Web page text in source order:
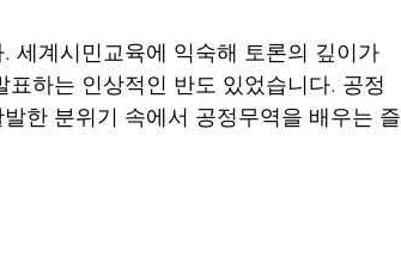
세계시민교육에 익숙해 토론의 깊이가
하는 인상적인 반도 있었습니다. 공정
한 분위기 속에서 공정무역을 배우는 즐